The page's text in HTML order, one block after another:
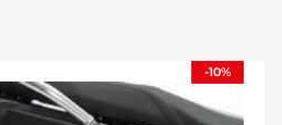
-10%